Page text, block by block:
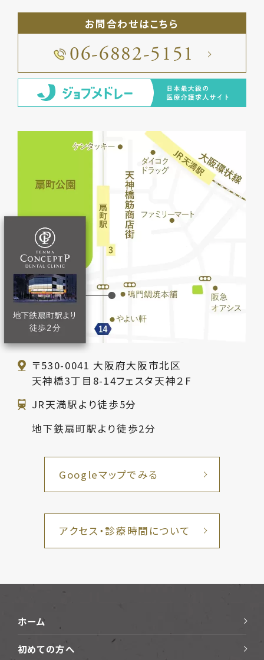
お問合わせはこちら
06-6882-5151
〒530-0041 大阪府大阪市北区
天神橋3丁目8-14フェスタ天神２F
JR天満駅より徒歩5分
地下鉄扇町駅より徒歩2分
Googleマップでみる
アクセス・診療時間について
ホーム
初めての方へ